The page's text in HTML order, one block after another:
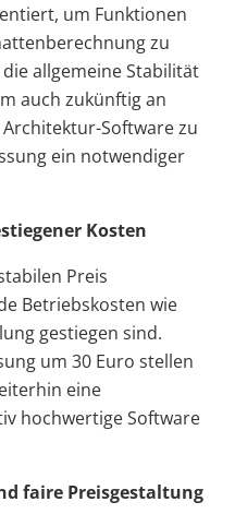
um Funktionen
zu
allgemeine Stabilität
auch zukünftig an
Software zu
ein notwendiger
Kosten
Preis
Betriebskosten wie
gestiegen sind.
um 30 Euro stellen
eine
hochwertige Software
faire Preisgestaltung